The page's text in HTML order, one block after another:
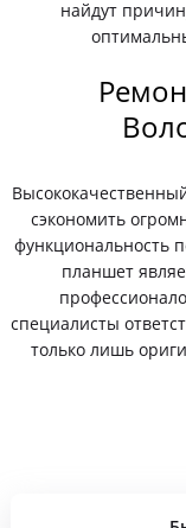
найдут
сэкономить
функциональность
планшет
специалисты
только лишь